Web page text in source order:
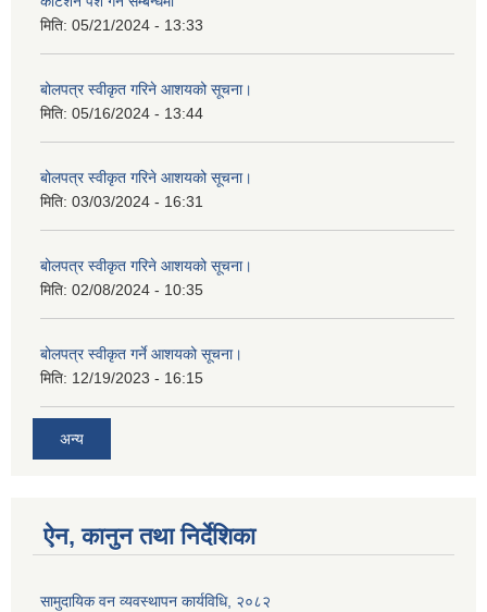
मिति: 05/21/2024 - 13:33
बोलपत्र स्वीकृत गरिने आशयको सूचना।
मिति: 05/16/2024 - 13:44
बोलपत्र स्वीकृत गरिने आशयको सूचना।
मिति: 03/03/2024 - 16:31
बोलपत्र स्वीकृत गरिने आशयको सूचना।
मिति: 02/08/2024 - 10:35
बोलपत्र स्वीकृत गर्ने आशयको सूचना।
मिति: 12/19/2023 - 16:15
अन्य
ऐन, कानुन तथा निर्देशिका
सामुदायिक वन व्यवस्थापन कार्यविधि, २०८२